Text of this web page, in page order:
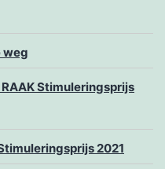
weg
Stimuleringsprijs
2021